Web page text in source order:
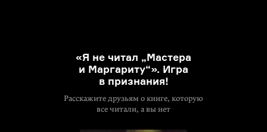
«Я не читал „Мастера
и Маргариту“». Игра
в признания!
Расскажите друзьям о книге, которую
все читали, а вы нет